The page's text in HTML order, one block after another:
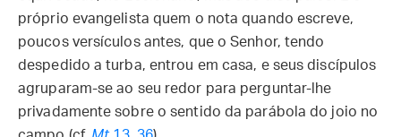
próprio evangelista quem o nota quando escreve,
poucos versículos antes, que o Senhor, tendo
despedido a turba, entrou em casa, e seus discípulos
agruparam-se ao seu redor para perguntar-lhe
privadamente sobre o sentido da parábola do joio no